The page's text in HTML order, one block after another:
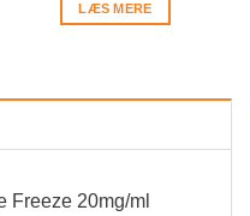
LÆS MERE
Freeze 20mg/ml